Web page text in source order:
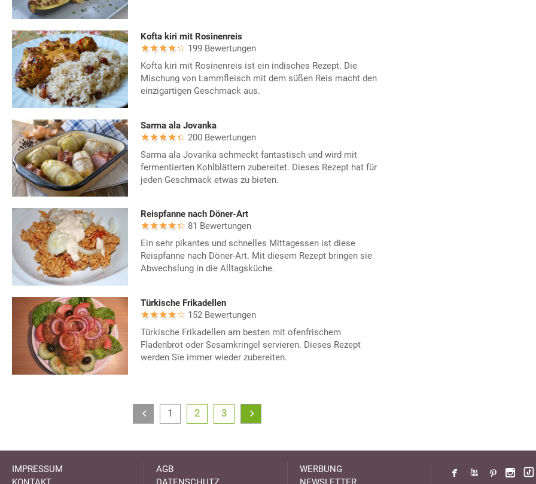
Kofta kiri mit Rosinenreis
199 Bewertungen
Kofta kiri mit Rosinenreis ist ein indisches Rezept. Die
Mischung von Lammfleisch mit dem süßen Reis macht den
einzigartigen Geschmack aus.
Sarma ala Jovanka
200 Bewertungen
Sarma ala Jovanka schmeckt fantastisch und wird mit
fermentierten Kohlblättern zubereitet. Dieses Rezept hat für
jeden Geschmack etwas zu bieten.
Reispfanne nach Döner-Art
81 Bewertungen
Ein sehr pikantes und schnelles Mittagessen ist diese
Reispfanne nach Döner-Art. Mit diesem Rezept bringen sie
Abwechslung in die Alltagsküche.
Türkische Frikadellen
152 Bewertungen
Türkische Frikadellen am besten mit ofenfrischem
Fladenbrot oder Sesamkringel servieren. Dieses Rezept
werden Sie immer wieder zubereiten.
1 2 3
IMPRESSUM
AGB
WERBUNG